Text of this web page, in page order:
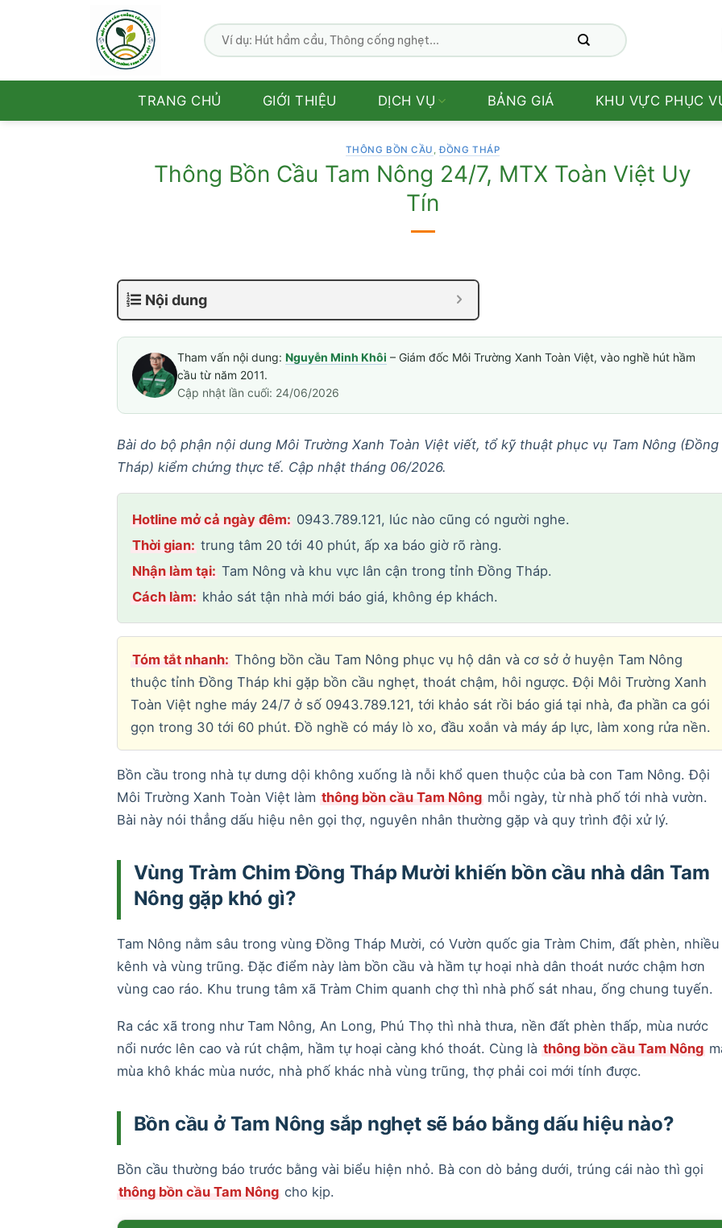
TRANG CHỦ GIỚI THIỆU DỊCH VỤ BẢNG GIÁ KHU VỰC PHỤC
THÔNG BỒN CẦU ,ĐỒNG THÁP
Thông Bồn Cầu Tam Nông 24/7, MTX Toàn Việt Uy
Tín
Nội dung
Tham vấn nội dung: Nguyễn Minh Khôi – Giám đốc Môi Trường Xanh Toàn Việt, vào nghề hút hầm
cầu từ năm 2011.
Cập nhật lần cuối: 24/06/2026
Bài do bộ phận nội dung Môi Trường Xanh Toàn Việt viết, tổ kỹ thuật phục vụ Tam Nông (Đồng
Tháp) kiểm chứng thực tế. Cập nhật tháng 06/2026.
Hotline mở cả ngày đêm: 0943.789.121, lúc nào cũng có người nghe.
Thời gian: trung tâm 20 tới 40 phút, ấp xa báo giờ rõ ràng.
Nhận làm tại: Tam Nông và khu vực lân cận trong tỉnh Đồng Tháp.
Cách làm: khảo sát tận nhà mới báo giá, không ép khách.
Tóm tắt nhanh: Thông bồn cầu Tam Nông phục vụ hộ dân và cơ sở ở huyện Tam Nông
thuộc tỉnh Đồng Tháp khi gặp bồn cầu nghẹt, thoát chậm, hôi ngược. Đội Môi Trường Xanh
Toàn Việt nghe máy 24/7 ở số 0943.789.121, tới khảo sát rồi báo giá tại nhà, đa phần ca gói
gọn trong 30 tới 60 phút. Đồ nghề có máy lò xo, đầu xoắn và máy áp lực, làm xong rửa nền.
Bồn cầu trong nhà tự dưng dội không xuống là nỗi khổ quen thuộc của bà con Tam Nông. Đội
Môi Trường Xanh Toàn Việt làm thông bồn cầu Tam Nông mỗi ngày, từ nhà phố tới nhà vườn.
Bài này nói thẳng dấu hiệu nên gọi thợ, nguyên nhân thường gặp và quy trình đội xử lý.
Vùng Tràm Chim Đồng Tháp Mười khiến bồn cầu nhà dân Tam
Nông gặp khó gì?
Tam Nông nằm sâu trong vùng Đồng Tháp Mười, có Vườn quốc gia Tràm Chim, đất phèn, nhiều
kênh và vùng trũng. Đặc điểm này làm bồn cầu và hầm tự hoại nhà dân thoát nước chậm hơn
vùng cao ráo. Khu trung tâm xã Tràm Chim quanh chợ thì nhà phố sát nhau, ống chung tuyến.
Ra các xã trong như Tam Nông, An Long, Phú Thọ thì nhà thưa, nền đất phèn thấp, mùa nước
nổi nước lên cao và rút chậm, hầm tự hoại càng khó thoát. Cùng là thông bồn cầu Tam Nông
mùa khô khác mùa nước, nhà phố khác nhà vùng trũng, thợ phải coi mới tính được.
Bồn cầu ở Tam Nông sắp nghẹt sẽ báo bằng dấu hiệu nào?
Bồn cầu thường báo trước bằng vài biểu hiện nhỏ. Bà con dò bảng dưới, trúng cái nào thì gọi
thông bồn cầu Tam Nông cho kịp.